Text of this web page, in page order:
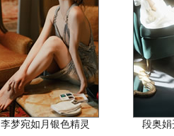
李梦宛如月银色精灵 段奥娟